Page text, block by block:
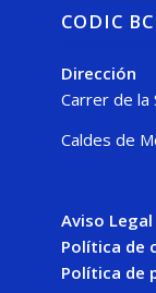
CODIC
Dirección
Carrer de la
Caldes de
Aviso Legal
Política de
Política de